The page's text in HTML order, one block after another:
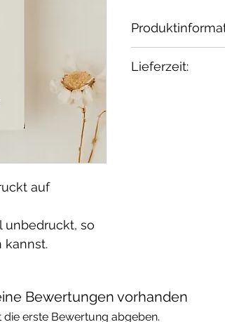
auf
unbedruckt, so
kannst.
Hej Hanni.
Lieferzeit:
Bewertungen vorhanden
die erste Bewertung abgeben.